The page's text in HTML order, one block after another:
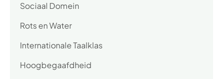
Sociaal Domein
Rots en Water
Internationale Taalklas
Hoogbegaafdheid